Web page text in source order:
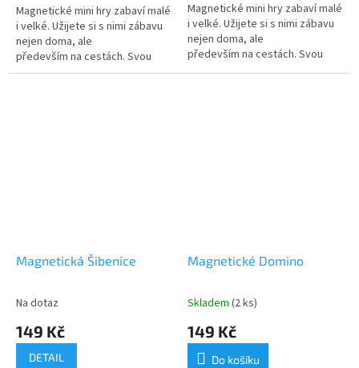
Magnetické mini hry zabaví malé
i velké. Užijete si s nimi zábavu
nejen doma, ale
především na cestách. Svou
malou tenkou velikostí se
Magnetické mini hry zabaví malé
i velké. Užijete si s nimi zábavu
nejen doma, ale
především na cestách. Svou
malou tenkou velikostí se
Magnetická Šibenice
Na dotaz
149 Kč
DETAIL
Magnetické Domino
Skladem (2 ks)
149 Kč
Do košíku